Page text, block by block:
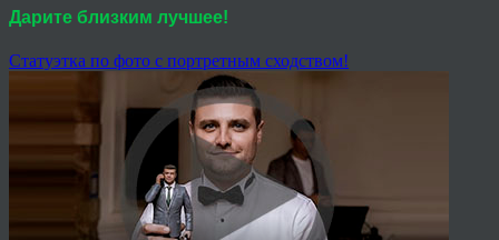
Дарите близким лучшее!
Статуэтка по фото с портретным сходством!